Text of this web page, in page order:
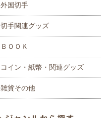
外国切手
切手関連グッズ
ＢＯＯＫ
コイン・紙幣・関連グッズ
雑貨その他